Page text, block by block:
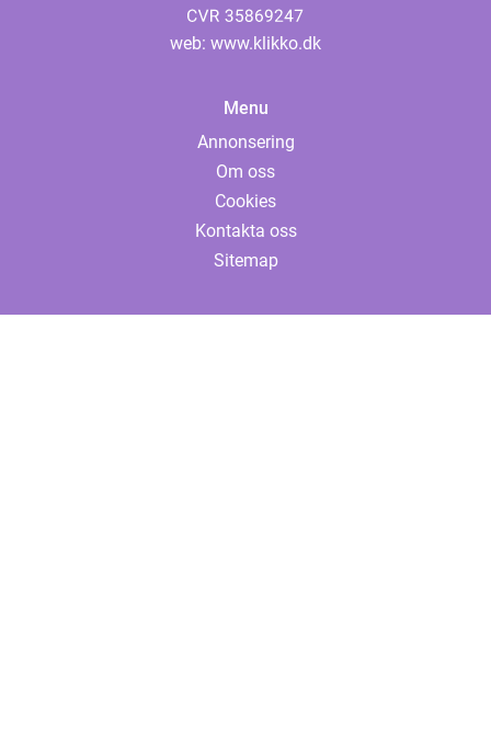
web: www.klikko.dk
Menu
Annonsering
Om oss
Cookies
Kontakta oss
Sitemap